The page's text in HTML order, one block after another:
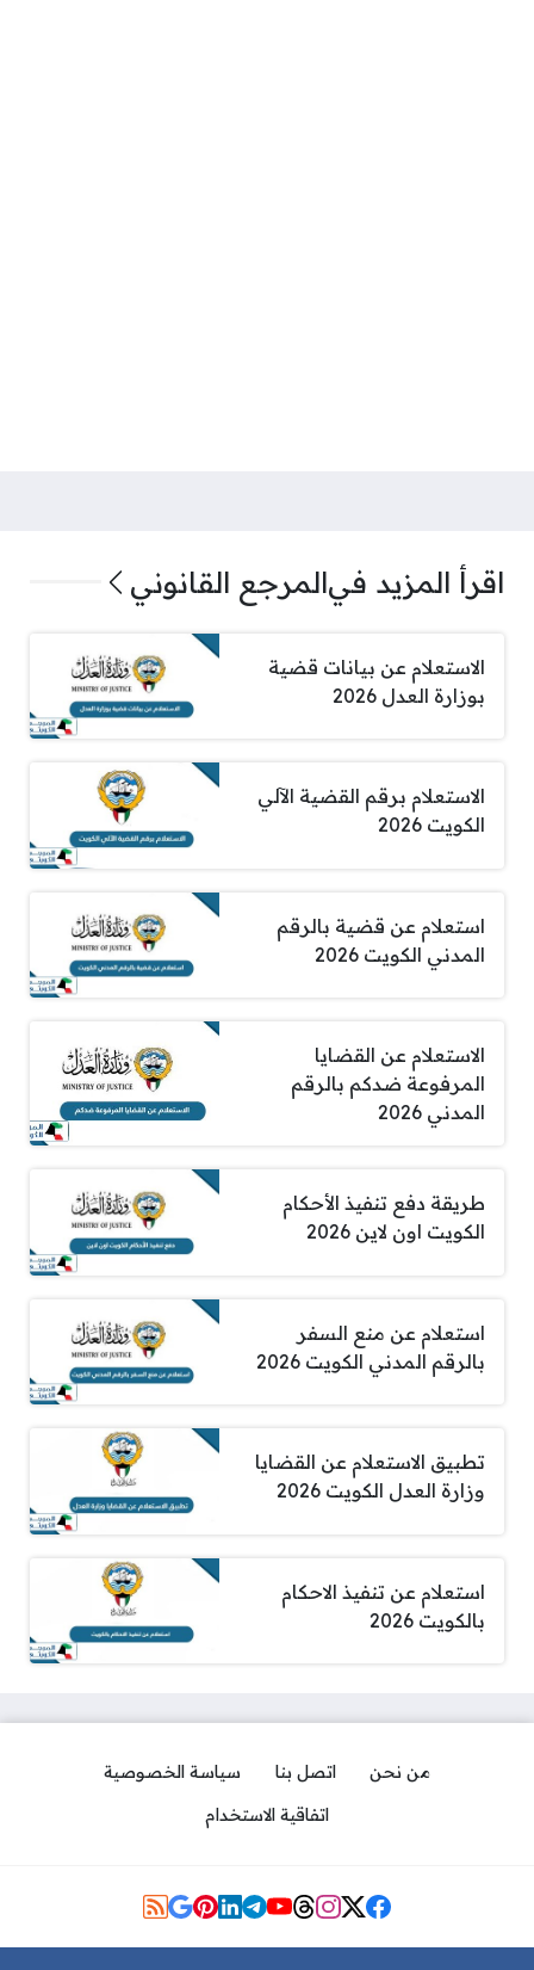
اقرأ المزيد فيالمرجع القانوني
الاستعلام عن بيانات قضية
بوزارة العدل 2026
الاستعلام برقم القضية الآلي
الكويت 2026
استعلام عن قضية بالرقم
المدني الكويت 2026
الاستعلام عن القضايا
المرفوعة ضدكم بالرقم
المدني 2026
طريقة دفع تنفيذ الأحكام
الكويت اون لاين 2026
استعلام عن منع السفر
بالرقم المدني الكويت 2026
تطبيق الاستعلام عن القضايا
وزارة العدل الكويت 2026
استعلام عن تنفيذ الاحكام
بالكويت 2026
من نحن اتصل بنا
سياسة الخصوصية
اتفاقية الاستخدام
مواقع التواصل